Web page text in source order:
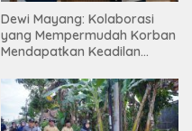
Dewi Mayang: Kolaborasi
yang Mempermudah Korban
Mendapatkan Keadilan